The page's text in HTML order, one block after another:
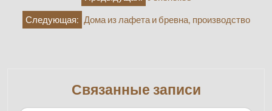
по
записям
Следующая: Дома из лафета и бревна, производство
Связанные записи